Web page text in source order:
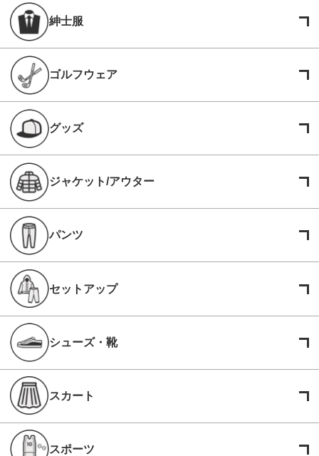
紳士服
ゴルフウェア
グッズ
ジャケット/アウター
パンツ
セットアップ
シューズ・靴
スカート
スポーツ